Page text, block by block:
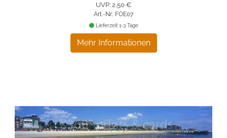
UVP: 2,50 €
Art.-Nr.: FOE07
Mehr Informationen
Lieferzeit 1-3 Tage